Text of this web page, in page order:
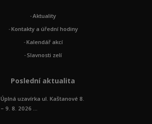
Aktuality
Kontakty a úřední hodiny
Kalendář akcí
Slavnosti zelí
Poslední aktualita
Úplná uzavírka ul. Kaštanové 8.
– 9. 8. 2026 ...